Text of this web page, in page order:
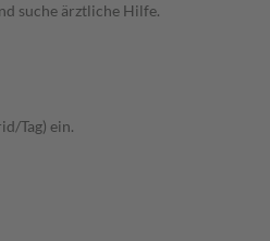
suche ärztliche Hilfe.
Tag) ein.